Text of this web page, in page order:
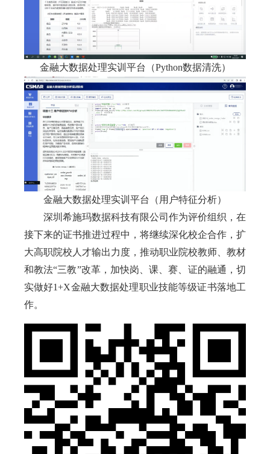
金融大数据处理实训平台（Python数据清洗）
金融大数据处理实训平台（用户特征分析）
深圳希施玛数据科技有限公司作为评价组织，在
接下来的证书推进过程中，将继续深化校企合作，扩
大高职院校人才输出力度，推动职业院校教师、教材
和教法“三教”改革，加快岗、课、赛、证的融通，切
实做好1+X金融大数据处理职业技能等级证书落地工
作。